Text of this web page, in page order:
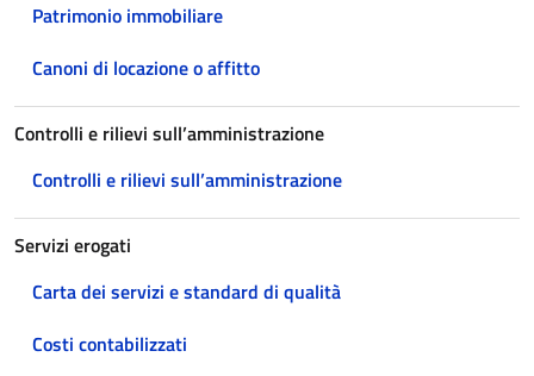
Patrimonio immobiliare
Canoni di locazione o affitto
Controlli e rilievi sull’amministrazione
Controlli e rilievi sull’amministrazione
Servizi erogati
Carta dei servizi e standard di qualità
Costi contabilizzati